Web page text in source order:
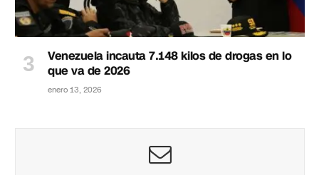
Venezuela incauta 7.148 kilos de drogas en lo
que va de 2026
enero 13, 2026